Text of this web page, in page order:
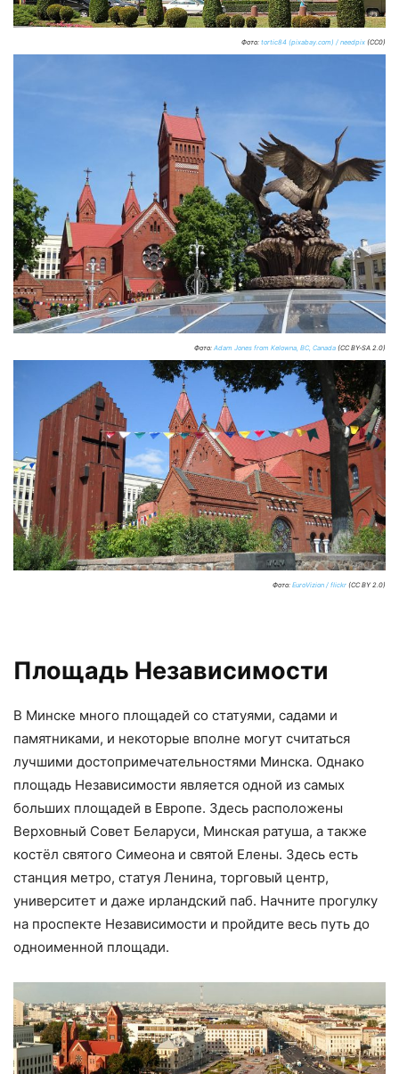
Фото: tortic84 (pixabay.com) / needpix (CC0)
Фото: Adam Jones from Kelowna, BC, Canada (CC BY-SA 2.0)
Фото: EuroVizion / flickr (CC BY 2.0)
Площадь Независимости
В Минске много площадей со статуями, садами и
памятниками, и некоторые вполне могут считаться
лучшими достопримечательностями Минска. Однако
площадь Независимости является одной из самых
больших площадей в Европе. Здесь расположены
Верховный Совет Беларуси, Минская ратуша, а также
костёл святого Симеона и святой Елены. Здесь есть
станция метро, статуя Ленина, торговый центр,
университет и даже ирландский паб. Начните прогулку
на проспекте Независимости и пройдите весь путь до
одноименной площади.